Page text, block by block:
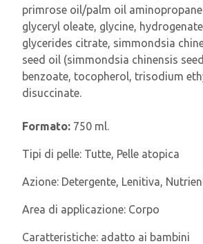
primrose oil/palm oil
glyceryl oleate, glycine,
glycerides citrate, simmondsia
seed oil (simmondsia chinensis
benzoate, tocopherol, trisodium
disuccinate.
Formato: 750 ml.
Tipi di pelle: Tutte, Pelle atopica
Azione: Detergente, Lenitiva,
Area di applicazione: Corpo
Caratteristiche: adatto ai bambini